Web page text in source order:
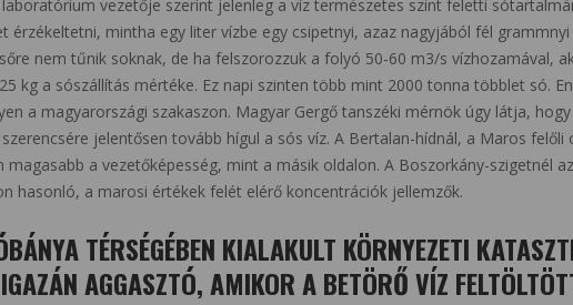
vezetője szerint jelenleg a víz természetes szint feletti
érzékeltetni, mintha egy liter vízbe egy csipetnyi, azaz nagyjából fél grammnyi
nem tűnik soknak, de ha felszorozzuk a folyó 50-60 m3/s vízhozamával,
kg a sószállítás mértéke. Ez napi szinten több mint 2000 tonna többlet só.
a magyarországi szakaszon. Magyar Gergő tanszéki mérnök úgy látja,
jelentősen tovább hígul a sós víz. A Bertalan-hídnál, a Maros felőli
magasabb a vezetőképesség, mint a másik oldalon. A Boszorkány-szigetnél
hasonló, a marosi értékek felét elérő koncentrációk jellemzők.
TÉRSÉGÉBEN KIALAKULT KÖRNYEZETI
AGGASZTÓ, AMIKOR A BETÖRŐ VÍZ